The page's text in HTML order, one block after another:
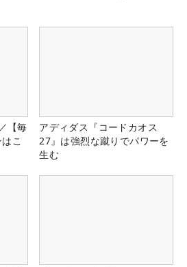
【毎
こ
アディダス『コードカオス
27』は強烈な蹴りでパワーを
生む